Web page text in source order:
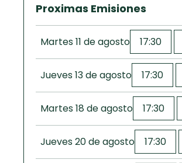
Proximas Emisiones
Martes 11 de agosto 17:30
Jueves 13 de agosto 17:30
Martes 18 de agosto 17:30
Jueves 20 de agosto 17:30